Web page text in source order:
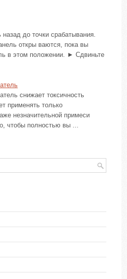
до точки срабатывания.
откры ваются, пока вы
в этом положении. ► Сдвиньте
снижает токсичность
применять только
незначительной примеси
чтобы полностью вы ...